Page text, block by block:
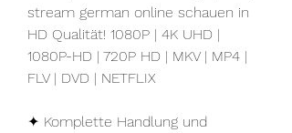
stream german online schauen in
HD Qualität! 1080P | 4K UHD |
1080P-HD | 720P HD | MKV | MP4 |
FLV | DVD | NETFLIX
✦ Komplette Handlung und